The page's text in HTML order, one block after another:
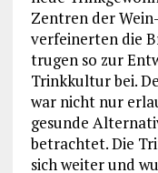
Zentren der
verfeinerten die
trugen so zur
Trinkkultur bei.
war nicht nur
gesunde
betrachtet. Die
sich weiter und